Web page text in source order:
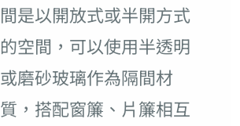
間是以開放式或半開方式
的空間，可以使用半透明
或磨砂玻璃作為隔間材
質，搭配窗簾、片簾相互